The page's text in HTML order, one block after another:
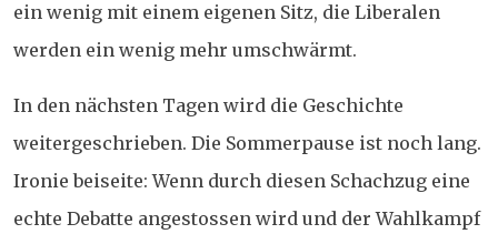
ein wenig mit einem eigenen Sitz, die Liberalen
werden ein wenig mehr umschwärmt.
In den nächsten Tagen wird die Geschichte
weitergeschrieben. Die Sommerpause ist noch lang.
Ironie beiseite: Wenn durch diesen Schachzug eine
echte Debatte angestossen wird und der Wahlkampf